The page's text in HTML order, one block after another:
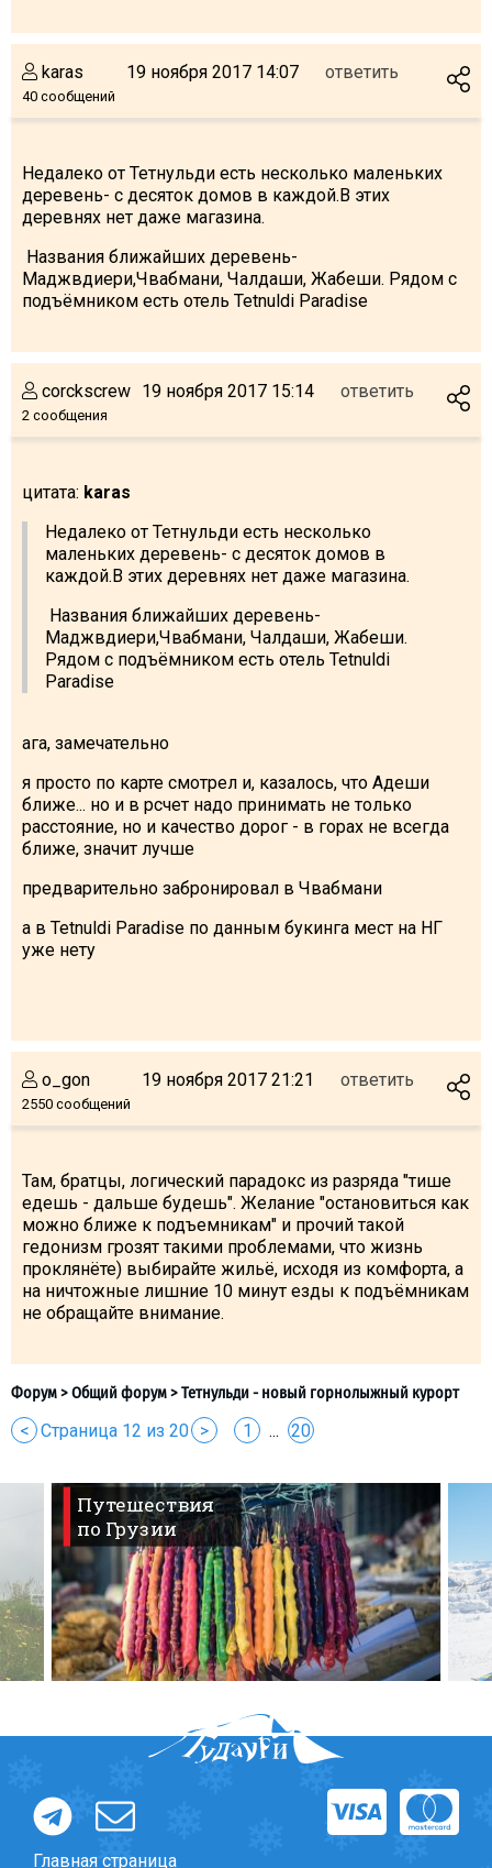
karas
40 сообщений
19 ноября 2017 14:07 ответить
Недалеко от Тетнульди есть несколько маленьких
деревень- с десяток домов в каждой.В этих
деревнях нет даже магазина.
Названия ближайших деревень-
Маджвдиери,Чвабмани, Чалдаши, Жабеши. Рядом с
подъёмником есть отель Tetnuldi Paradise
corckscrew
2 сообщения
19 ноября 2017 15:14 ответить
цитата: karas
Недалеко от Тетнульди есть несколько
маленьких деревень- с десяток домов в
каждой.В этих деревнях нет даже магазина.
Названия ближайших деревень-
Маджвдиери,Чвабмани, Чалдаши, Жабеши.
Рядом с подъёмником есть отель Tetnuldi
Paradise
ага, замечательно
я просто по карте смотрел и, казалось, что Адеши
ближе... но и в рсчет надо принимать не только
расстояние, но и качество дорог - в горах не всегда
ближе, значит лучше
предварительно забронировал в Чвабмани
а в Tetnuldi Paradise по данным букинга мест на НГ
уже нету
o_gon
2550 сообщений
19 ноября 2017 21:21 ответить
Там, братцы, логический парадокс из разряда "тише
едешь - дальше будешь". Желание "остановиться как
можно ближе к подъемникам" и прочий такой
гедонизм грозят такими проблемами, что жизнь
проклянёте) выбирайте жильё, исходя из комфорта, а
на ничтожные лишние 10 минут езды к подъёмникам
не обращайте внимание.
< Страница 12 из 20 > 1 ... 20
Путешествия
по Грузии
Главная страница